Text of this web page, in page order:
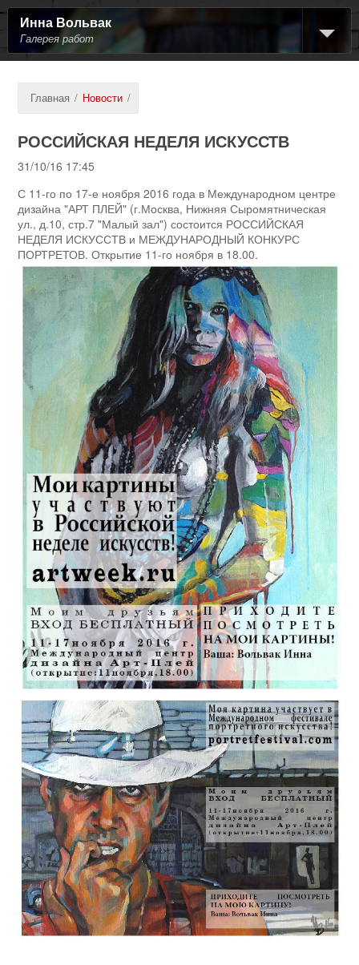
Инна Вольвак
Галерея работ
Главная / Новости /
РОССИЙСКАЯ НЕДЕЛЯ ИСКУССТВ
31/10/16 17:45
С 11-го по 17-е ноября 2016 года в Международном центре
дизайна "АРТ ПЛЕЙ" (г.Москва, Нижняя Сыромятническая
ул., д.10, стр.7 "Малый зал") состоится РОССИЙСКАЯ
НЕДЕЛЯ ИСКУССТВ и МЕЖДУНАРОДНЫЙ КОНКУРС
ПОРТРЕТОВ. Открытие 11-го ноября в 18.00.